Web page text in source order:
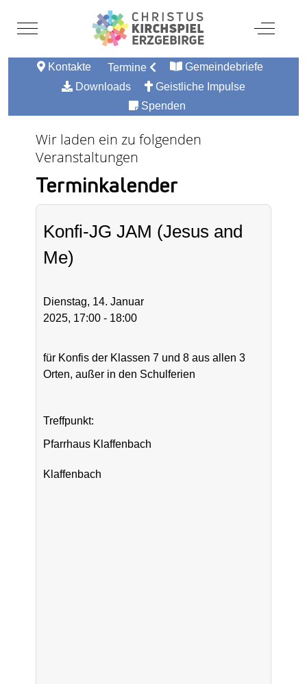
Mobile Menu Toggle Off-
Kontakte Termine
Gemeindebriefe
Downloads
Geistliche Impulse
Spenden
Wir laden ein zu folgenden
Veranstaltungen
Terminkalender
Konfi-JG JAM (Jesus and
Me)
Dienstag, 14. Januar
2025, 17:00 - 18:00
für Konfis der Klassen 7 und 8 aus allen 3
Orten, außer in den Schulferien
Treffpunkt:
Pfarrhaus Klaffenbach
Klaffenbach